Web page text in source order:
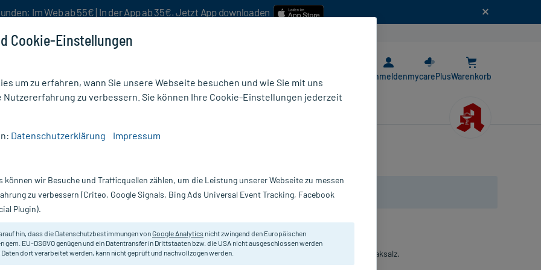
Im Web ab 55€ | In der App ab 35€. Jetzt App downloaden
AnmeldenmycarePlusWarenkorb
Nur für kurze Zeit:Gratis-Versand* ab 19€ Mindestbestellwert!
Bonbons,
Echt Sylter
Melierte bräunliche Hartkaramellen mit Lakritzextrakt und Salmiaksalz.
Cookie-Einstellungen
um zu erfahren, wann Sie unsere Webseite besuchen und wie Sie mit uns
Nutzererfahrung zu verbessern. Sie können Ihre Cookie-Einstellungen jederzeit
Datenschutzerklärung Impressum
können wir Besuche und Trafficquellen zählen, um die Leistung unserer Webseite zu messen
zu verbessern (Criteo, Google Signals, Bing Ads Universal Event Tracking, Facebook
Plugin).
hin, dass die Datenschutzbestimmungen vonGoogle Analytics nicht zwingend den Europäischen
gem. EU-DSGVO genügen und ein Datentransfer in Drittstaaten bzw. die USA nicht ausgeschlossen werden
Daten dort verarbeitet werden, kann nicht geprüft und nachvollzogen werden.